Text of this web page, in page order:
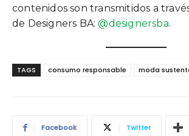
contenidos son transmitidos a
de Designers BA:@designersba.
TAGS consumo responsable moda
Facebook Twitter